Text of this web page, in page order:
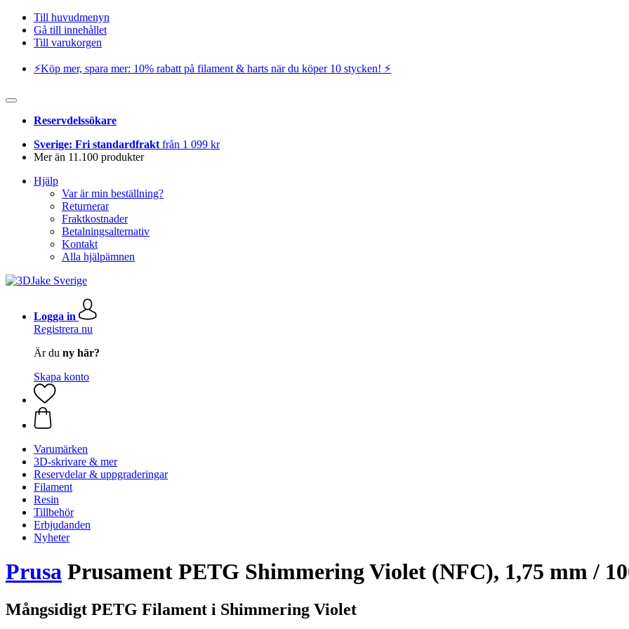
Till huvudmenyn
Gå till innehållet
Till varukorgen
⚡️Köp mer, spara mer: 10% rabatt på filament & harts när du köper 10 stycken! ⚡️
Reservdelssökare
Sverige: Fri standardfrakt från 1 099 kr
Mer än 11.100 produkter
Hjälp
Var är min beställning?
Returnerar
Fraktkostnader
Betalningsalternativ
Kontakt
Alla hjälpämnen
Logga in
Registrera nu
Är du ny här?
Skapa konto
Varumärken
3D-skrivare & mer
Reservdelar & uppgraderingar
Filament
Resin
Tillbehör
Erbjudanden
Nyheter
Prusa Prusament PETG Shimmering Violet (NFC), 1,75 mm /
Mångsidigt PETG Filament i Shimmering Violet